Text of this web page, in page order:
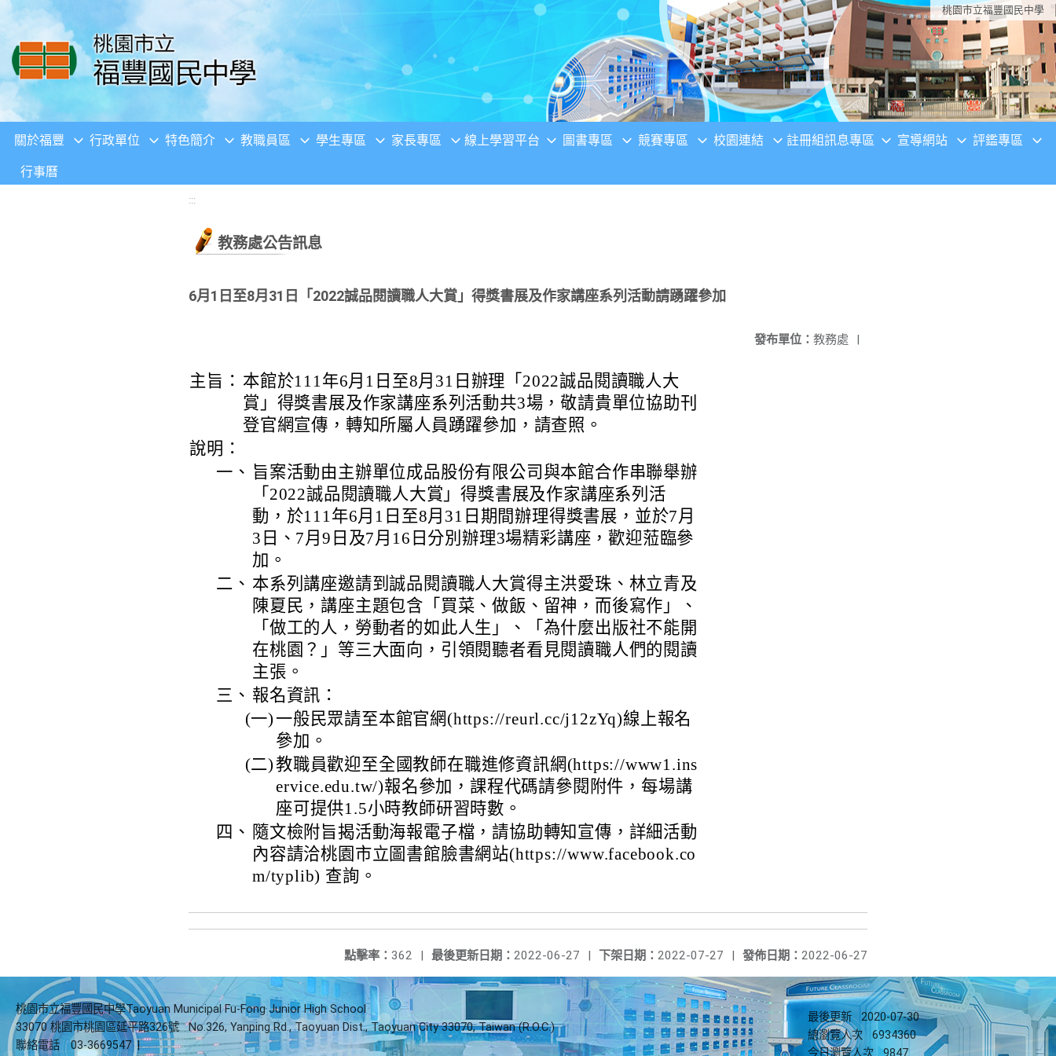
移至網頁之主要內容區位置 桃園市立福豐國民中學
關於福豐 行政單位 特色簡介 教職員區 學生專區 家長專區 線上學習平台 圖書專區 競賽專區 校園連結 註冊組訊息專區 宣導網站 評鑑專區
行事曆
:::
教務處公告訊息
6月1日至8月31日「2022誠品閱讀職人大賞」得獎書展及作家講座系列活動請踴躍參加
發布單位： 教務處 |
主旨： 本館於111年6月1日至8月31日辦理「2022誠品閱讀職人大
賞」得獎書展及作家講座系列活動共3場，敬請貴單位協助刊
登官網宣傳，轉知所屬人員踴躍參加，請查照。
說明：
一、 旨案活動由主辦單位成品股份有限公司與本館合作串聯舉辦
「2022誠品閱讀職人大賞」得獎書展及作家講座系列活
動，於111年6月1日至8月31日期間辦理得獎書展，並於7月
3日、7月9日及7月16日分別辦理3場精彩講座，歡迎蒞臨參
加。
二、 本系列講座邀請到誠品閱讀職人大賞得主洪愛珠、林立青及
陳夏民，講座主題包含「買菜、做飯、留神，而後寫作」、
「做工的人，勞動者的如此人生」、「為什麼出版社不能開
在桃園？」等三大面向，引領閱聽者看見閱讀職人們的閱讀
主張。
三、 報名資訊：
(一) 一般民眾請至本館官網(https://reurl.cc/j12zYq)線上報名
參加。
(二)教職員歡迎至全國教師在職進修資訊網(https://www1.ins
ervice.edu.tw/)報名參加，課程代碼請參閱附件，每場講
座可提供1.5小時教師研習時數。
四、 隨文檢附旨揭活動海報電子檔，請協助轉知宣傳，詳細活動
內容請洽桃園市立圖書館臉書網站(https://www.facebook.co
m/typlib) 查詢。
發佈日期： 2022-06-27
下架日期： 2022-07-27 |
最後更新日期： 2022-06-27 |
點擊率： 362 |
桃園市立福豐國民中學Taoyuan Municipal Fu-Fong Junior High School
33070 桃園市桃園區延平路326號
No.326, Yanping Rd., Taoyuan Dist., Taoyuan City 33070, Taiwan (R.O.C.)
聯絡電話
03-3669547 |
最後更新
2020-07-30
總瀏覽人次
6934360
今日瀏覽人次
9847